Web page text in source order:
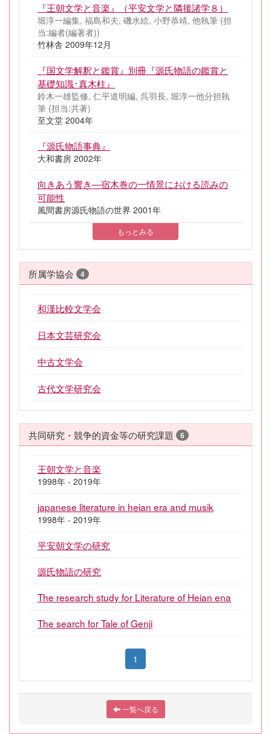
『王朝文学と音楽』（平安文学と隣接諸学８）
堀淳一編集, 福島和夫, 磯水絵, 小野恭靖, 他執筆 (担
当:編者(編著者))
竹林舎 2009年12月
『国文学解釈と鑑賞』別冊『源氏物語の鑑賞と
基礎知識･真木柱』
鈴木一雄監修, 仁平道明編, 呉羽長, 堀淳一他分担執
筆 (担当:共著)
至文堂 2004年
『源氏物語事典』
大和書房 2002年
向きあう響き―宿木巻の一情景における読みの
可能性
風間書房源氏物語の世界 2001年
もっとみる
所属学協会 4
和漢比較文学会
日本文芸研究会
中古文学会
古代文学研究会
共同研究・競争的資金等の研究課題 6
王朝文学と音楽
1998年 - 2019年
japanese literature in heian era and musik
1998年 - 2019年
平安朝文学の研究
源氏物語の研究
The research study for Literature of Heian ena
The search for Tale of Genji
1
一覧へ戻る